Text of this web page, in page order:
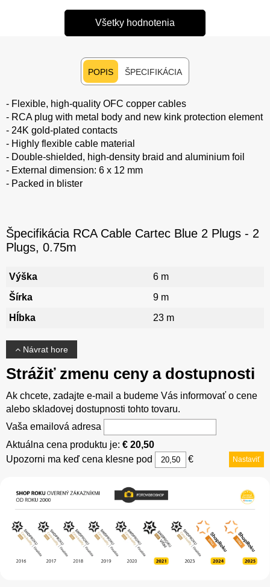
Všetky hodnotenia
POPIS ŠPECIFIKÁCIA
- Flexible, high-quality OFC copper cables
- RCA plug with metal body and new kink protection element
- 24K gold-plated contacts
- Highly flexible cable material
- Double-shielded, high-density braid and aluminium foil
- External dimension: 6 x 12 mm
- Packed in blister
Špecifikácia RCA Cable Cartec Blue 2 Plugs - 2
Plugs, 0.75m
Výška
6 m
Šírka
9 m
Hĺbka
23 m
Návrat hore
Strážiť zmenu ceny a dostupnosti
Ak chcete, zadajte e-mail a budeme Vás informovať o cene
alebo skladovej dostupnosti tohto tovaru.
Vaša emailová adresa
Aktuálna cena produktu je: € 20,50
Upozorni ma keď cena klesne pod
€ Nastaviť